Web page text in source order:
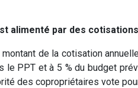
alimenté par des
de la cotisation
le PPT et à 5 % du budget
des copropriétaires vote